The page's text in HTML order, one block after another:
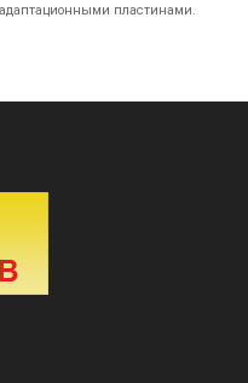
пластинами.